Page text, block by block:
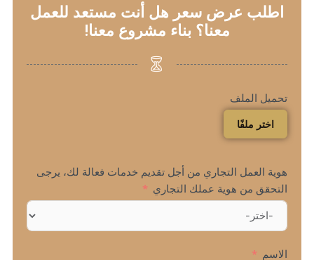
اطلب عرض سعر هل أنت مستعد للعمل
معنا؟ بناء مشروع معنا!
تحميل الملف
اختر ملفًا
هوية العمل التجاري من أجل تقديم خدمات فعالة لك، يرجى
التحقق من هوية عملك التجاري
الاسم